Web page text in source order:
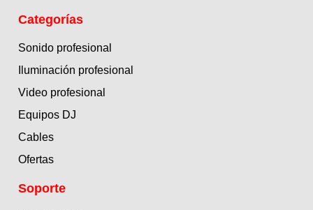
Categorías
Sonido profesional
Iluminación profesional
Video profesional
Equipos DJ
Cables
Ofertas
Soporte